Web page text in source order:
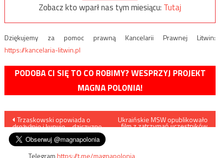
Zobacz kto wparł nas tym miesiącu: Tutaj
Dziękujemy za pomoc prawną Kancelarii Prawnej Litwin:
https://kancelaria-litwin.pl
PODOBA CI SIĘ TO CO ROBIMY? WESPRZYJ PROJEKT
MAGNA POLONIA!
Nawigacja
wpisu
Trzaskowski opowiada o
drożyźnie i kupuje… dziczyznę
Ukraińskie MSW opublikowało
film z zatrzymań uczestników
Telegramhttps://t.me/magnapolonia